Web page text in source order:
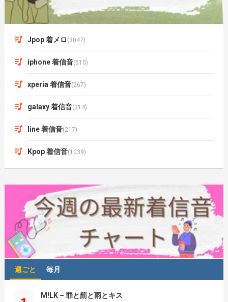
Jpop 着メロ (3047)
iphone 着信音(510)
xperia 着信音(267)
galaxy 着信音(314)
line 着信音(217)
Kpop 着信音(1039)
週ごと 毎月
M!LK – 罪と罰と雨とキス